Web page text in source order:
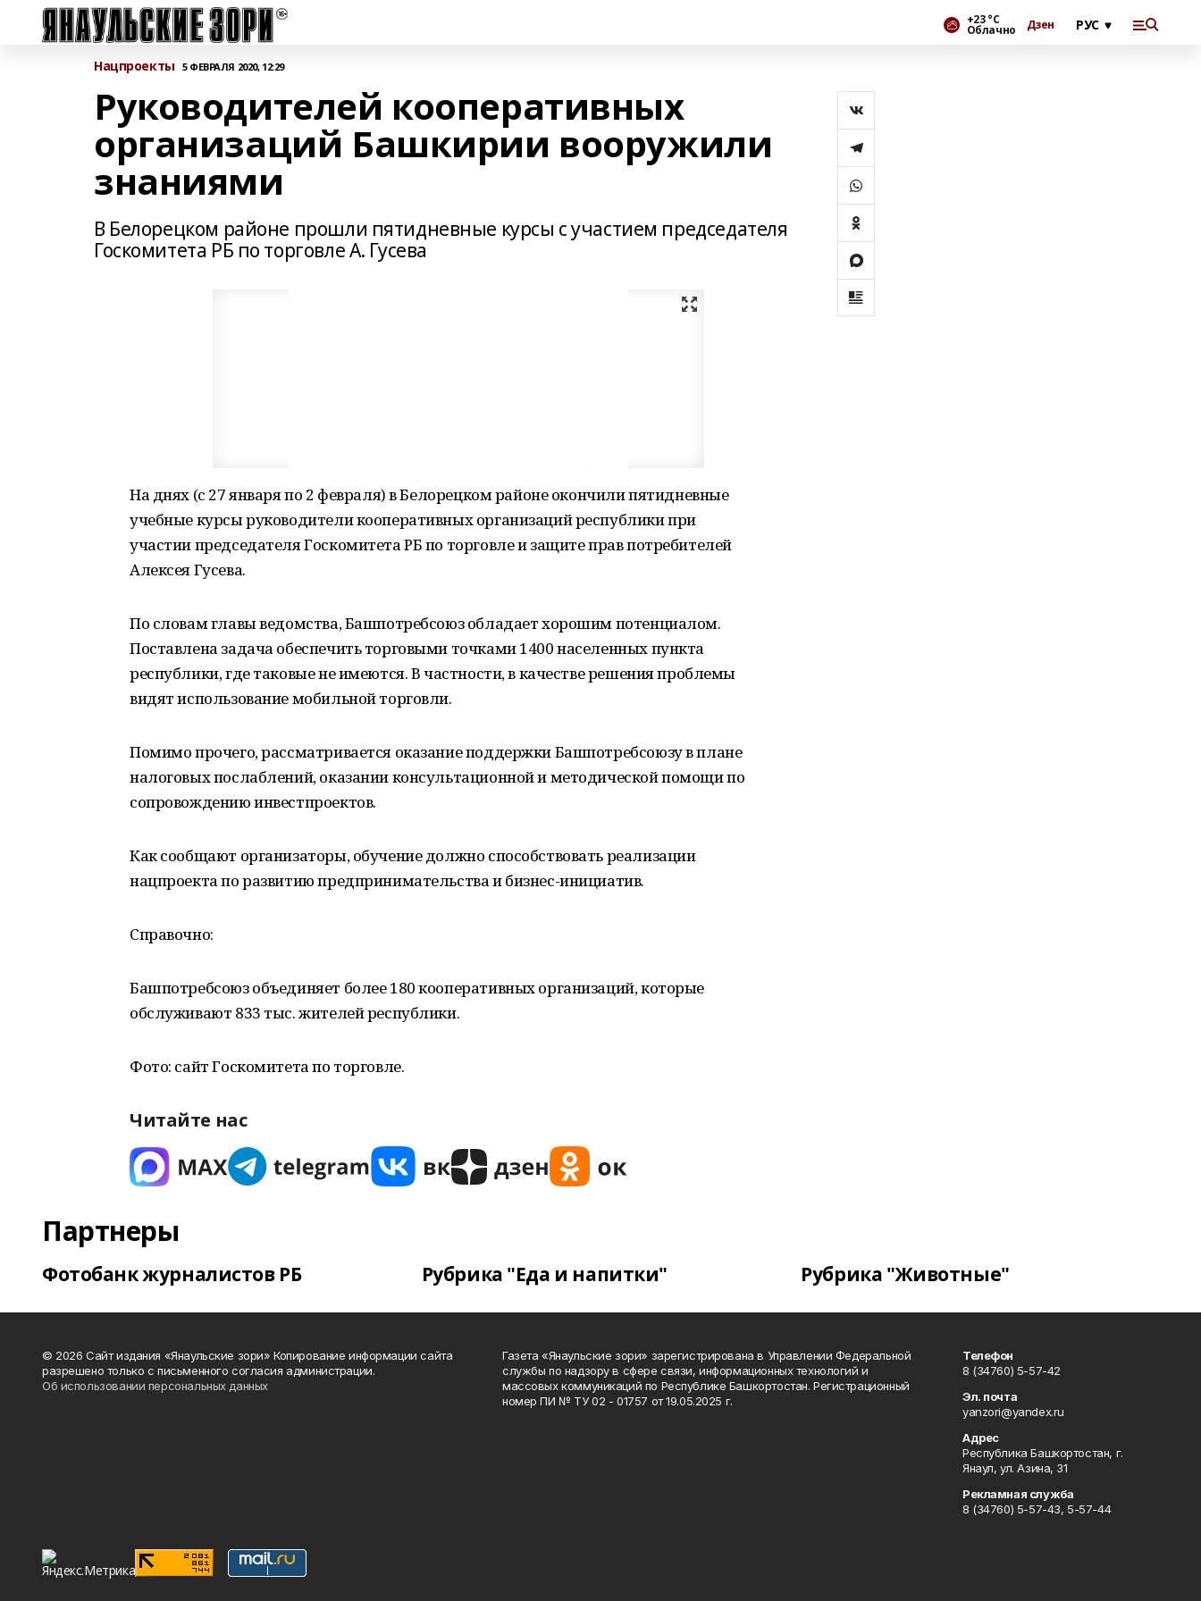
+23 °С
Облачно Дзен
Нацпроекты 5 ФЕВРАЛЯ 2020, 12:29
Руководителей кооперативных
организаций Башкирии вооружили
знаниями
В Белорецком районе прошли пятидневные курсы с участием председателя
Госкомитета РБ по торговле А. Гусева
На днях (с 27 января по 2 февраля) в Белорецком районе окончили пятидневные
учебные курсы руководители кооперативных организаций республики при
участии председателя Госкомитета РБ по торговле и защите прав потребителей
Алексея Гусева.
По словам главы ведомства, Башпотребсоюз обладает хорошим потенциалом.
Поставлена задача обеспечить торговыми точками 1400 населенных пункта
республики, где таковые не имеются. В частности, в качестве решения проблемы
видят использование мобильной торговли.
Помимо прочего, рассматривается оказание поддержки Башпотребсоюзу в плане
налоговых послаблений, оказании консультационной и методической помощи по
сопровождению инвестпроектов.
Как сообщают организаторы, обучение должно способствовать реализации
нацпроекта по развитию предпринимательства и бизнес-инициатив.
Справочно:
Башпотребсоюз объединяет более 180 кооперативных организаций, которые
обслуживают 833 тыс. жителей республики.
Фото: сайт Госкомитета по торговле.
Читайте нас
Партнеры
Фотобанк журналистов РБ Рубрика "Еда и напитки" Рубрика "Животные"
© 2026 Сайт издания «Янаульские зори» Копирование информации сайта
разрешено только с письменного согласия администрации.
Об использовании персональных данных
Газета «Янаульские зори» зарегистрирована в Управлении Федеральной
службы по надзору в сфере связи, информационных технологий и
массовых коммуникаций по Республике Башкортостан. Регистрационный
номер ПИ № ТУ 02 - 01757 от 19.05.2025 г.
Телефон
8 (34760) 5-57-42
Эл. почта
yanzori@yandex.ru
Адрес
Республика Башкортостан, г.
Янаул, ул. Азина, 31
Рекламная служба
8 (34760) 5-57-43, 5-57-44